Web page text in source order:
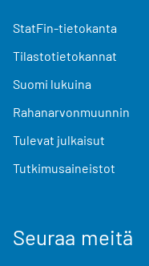
StatFin-tietokanta
Tilastotietokannat
Suomi lukuina
Rahanarvonmuunnin
Tulevat julkaisut
Tutkimusaineistot
Seuraa meitä